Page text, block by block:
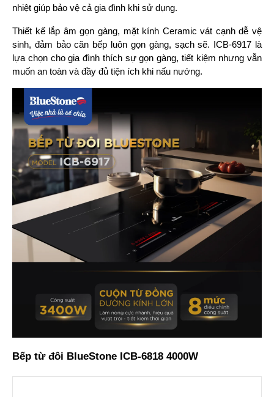
nhiệt giúp bảo vệ cả gia đình khi sử dụng.
Thiết kế lắp âm gọn gàng, mặt kính Ceramic vát cạnh dễ vệ
sinh, đảm bảo căn bếp luôn gọn gàng, sạch sẽ.
ICB-6917 là
lựa chọn cho gia đình thích sự gọn gàng, tiết kiệm nhưng vẫn
muốn an toàn và đầy đủ tiện ích khi nấu nướng.
Bếp từ đôi BlueStone ICB-6818 4000W